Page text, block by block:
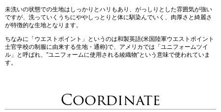
未洗いの状態での生地はしっかりとハリもあり、がっしりとした雰囲気が強い
ですが、洗っていくうちにややしっとりと体に馴染んでいく、肉厚さと綺麗さ
が特徴的な生地となります。
ちなみに「ウエストポイント」というのは和製英語(米国陸軍ウエストポイント
士官学校の制服に由来する生地・通称)で、アメリカでは「ユニフォームツイ
ル」と呼ばれ、”ユニフォームに使用される綾織物”という意味で使われていま
す。
Coordinate